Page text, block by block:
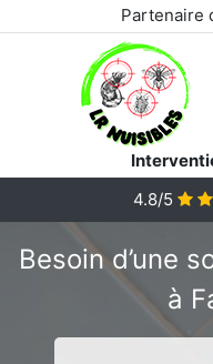
Partenaire
4.8/5
Besoin d’une
à